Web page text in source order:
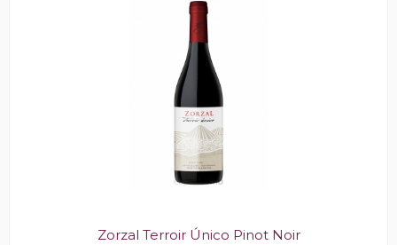
Zorzal Terroir Único Pinot Noir